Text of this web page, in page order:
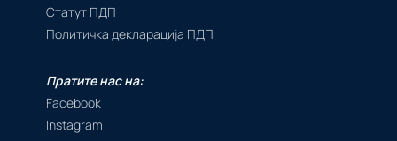
Статут ПДП
Политичка декларација ПДП
Пратите нас на:
Facebook
Instagram